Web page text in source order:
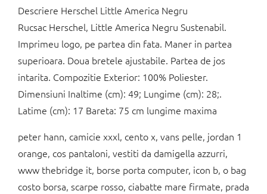
Descriere Herschel Little America Negru
Rucsac Herschel, Little America Negru Sustenabil.
Imprimeu logo, pe partea din fata. Maner in partea
superioara. Doua bretele ajustabile. Partea de jos
intarita. Compozitie Exterior: 100% Poliester.
Dimensiuni Inaltime (cm): 49; Lungime (cm): 28;.
Latime (cm): 17 Bareta: 75 cm lungime maxima
peter hann, camicie xxxl, cento x, vans pelle, jordan 1
orange, cos pantaloni, vestiti da damigella azzurri,
www thebridge it, borse porta computer, icon b, o bag
costo borsa, scarpe rosso, ciabatte mare firmate, prada